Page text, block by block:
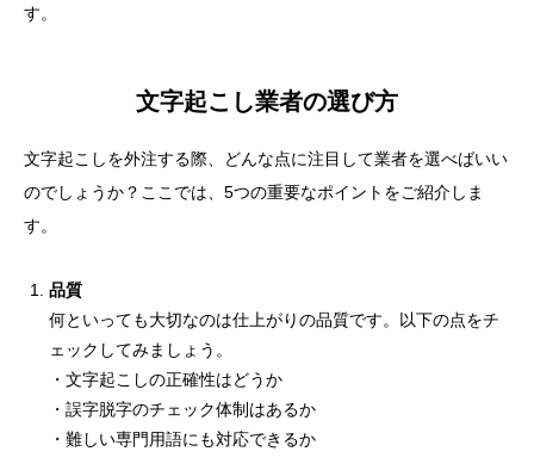
す。
文字起こし業者の選び方
文字起こしを外注する際、どんな点に注目して業者を選べばいい
のでしょうか？ここでは、5つの重要なポイントをご紹介しま
す。
品質
何といっても大切なのは仕上がりの品質です。以下の点をチ
ェックしてみましょう。
・文字起こしの正確性はどうか
・誤字脱字のチェック体制はあるか
・難しい専門用語にも対応できるか